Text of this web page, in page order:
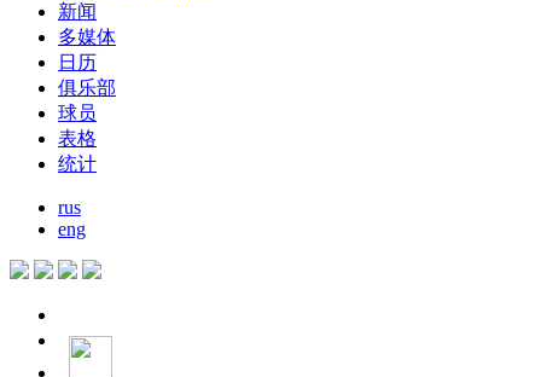
新闻
多媒体
日历
俱乐部
球员
表格
统计
rus
eng